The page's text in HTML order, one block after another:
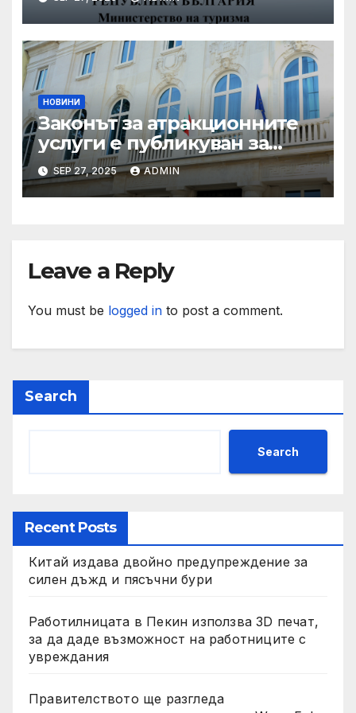
през летния сезон
НОВИНИ
Законът за атракционните
услуги е публикуван за
обществено обсъждане
SEP 27, 2025 ADMIN
Leave a Reply
You must be logged in to post a comment.
Search
Search
Recent Posts
Китай издава двойно предупреждение за
силен дъжд и пясъчни бури
Работилницата в Пекин използва 3D печат,
за да даде възможност на работниците с
увреждания
Правителството ще разгледа